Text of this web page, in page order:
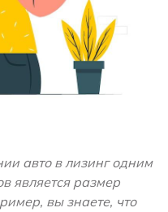
авто в лизинг одним
является размер
вы знаете, что